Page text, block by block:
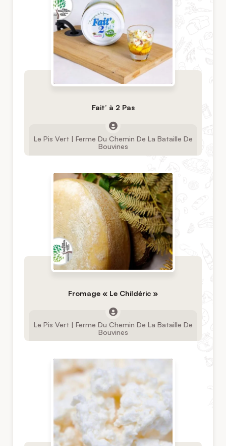
Fait’ à 2 Pas
Le Pis Vert | Ferme Du Chemin De La Bataille De
Bouvines
Fromage « Le Childéric »
Le Pis Vert | Ferme Du Chemin De La Bataille De
Bouvines